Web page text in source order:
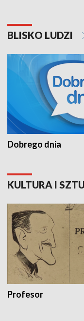
BLISKO LUDZI
Dobrego dnia
KULTURA I
Profesor